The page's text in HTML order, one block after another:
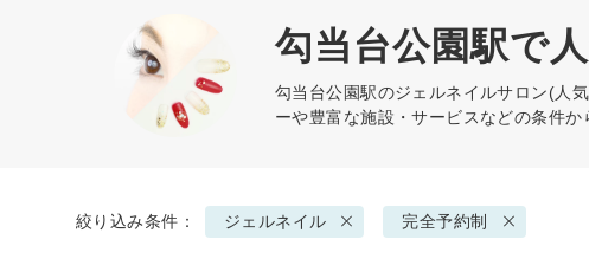
勾当台公園駅で
勾当台公園駅のジェルネイルサロン(人
ーや豊富な施設・サービスなどの条件
絞り込み条件： ジェルネイル 完全予約制